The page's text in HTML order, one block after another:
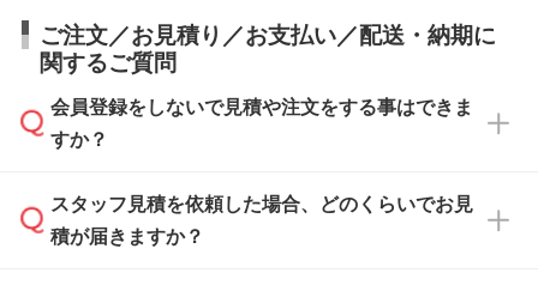
ご注文／お見積り／お支払い／配送・納期に
関するご質問
会員登録をしないで見積や注文をする事はできま
すか？
可能です。見積・注文フォームにて『ゲストの
まま進む』ボタンからお進みのうえ、ご依頼く
スタッフ見積を依頼した場合、どのくらいでお見
積が届きますか？